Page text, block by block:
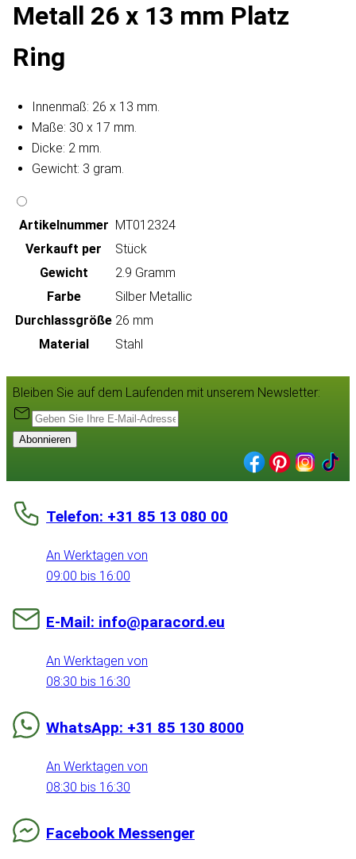
Metall 26 x 13 mm Platz
Ring
Innenmaß: 26 x 13 mm.
Maße: 30 x 17 mm.
Dicke: 2 mm.
Gewicht: 3 gram.
Artikeln‌ummer MT012324
Verkauft per
Stück
Gewicht
2.9 Gramm
Farbe
Silber Metallic
Durchlassgröße 26 mm
Material
Stahl
Bleiben Sie auf dem Laufenden mit unserem Newsletter:
Abonnieren
Telefon: +31 85 13 080 00
An Werktagen von
09:00 bis 16:00
E-Mail: info@paracord.eu
An Werktagen von
08:30 bis 16:30
WhatsApp: +31 85 130 8000
An Werktagen von
08:30 bis 16:30
Facebook Messenger